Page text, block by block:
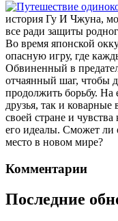
история Гу И Чжуна,
все ради защиты
Во время японской
опасную игру, где
Обвиненный в
отчаянный шаг, чтобы
продолжить борьбу. На
друзья, так и коварные
своей стране и
его идеалы. Сможет ли
место в новом мире?
Комментарии
Последние